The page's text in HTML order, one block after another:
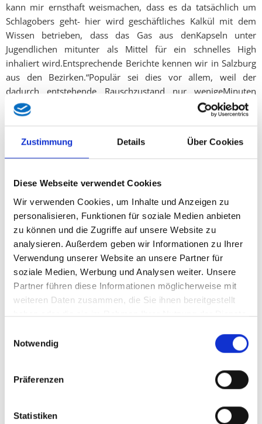
Zustimmung Details Über Cookies
Diese Webseite verwendet Cookies
Wir verwenden Cookies, um Inhalte und Anzeigen zu
personalisieren, Funktionen für soziale Medien anbieten
zu können und die Zugriffe auf unsere Website zu
analysieren. Außerdem geben wir Informationen zu Ihrer
Verwendung unserer Website an unsere Partner für
soziale Medien, Werbung und Analysen weiter. Unsere
Partner führen diese Informationen möglicherweise mit
weiteren Daten zusammen, die Sie ihnen bereitgestellt
haben oder die sie im Rahmen Ihrer Nutzung der Dienste
Notwendig
Präferenzen
Statistiken
kann mir ernsthaft weismachen, dass es da tatsächlich um
Schlagobers geht- hier wird geschäftliches Kalkül mit dem
Wissen betrieben, dass das Gas aus denKapseln unter
Jugendlichen mitunter als Mittel für ein schnelles High
inhaliert wird.Entsprechende Berichte kennen wir in Salzburg
aus den Bezirken.“Populär sei dies vor allem, weil der
dadurch entstehende Rauschzustand nur wenigeMinuten
andauere und anders als Alkohol keinen Kater nach sich ziehe
- dafür aberpotentiell schwere Folgeschäden: „Fachleute
vor Sauerstoffmangel, Nervenschäden und Herzproblemen“,
soSvazek, die aus diesem Grund ein Vorpreschen Salzburgs
aller Ruhe verfassungsrechtliche Kompetenzdiskussionen,
duckt sich aber weg, wenn akute
Gesundheitsgefährdungbesteht - so war es auch schon in
Sachen Nikotinbeutel, wo wir in Salzburg zwei Jahrefrüher
Fakten geschaffen haben. Auch in diesem Fall werden wir
handeln und nichtdarauf warten, bis die Verlierer-Koalition im
Bund sich bemüßigt fühlt, in die Gänge zukommen.“
Beliebteste Beiträge